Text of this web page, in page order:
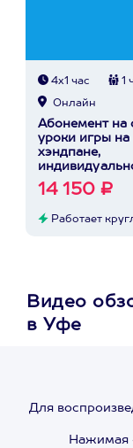
4х1 час 1
Онлайн
Абонемент на
уроки игры на
хэндпане,
14 150 ₽
Работает
Видео
в Уфе
Для
Нажимая